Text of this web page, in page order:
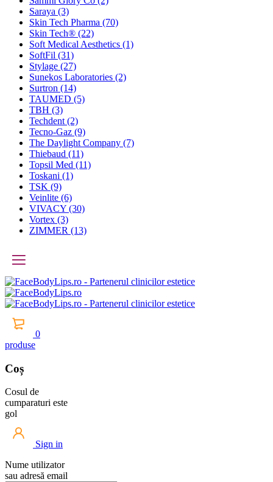
Saraya (3)
Skin Tech Pharma (70)
Skin Tech® (22)
Soft Medical Aesthetics (1)
SoftFil (31)
Stylage (27)
Sunekos Laboratories (2)
Surtron (14)
TAUMED (5)
TBH (3)
Techdent (2)
Tecno-Gaz (9)
The Daylight Company (7)
Thiebaud (11)
Topsil Med (11)
Toskani (1)
TSK (9)
Veinlite (6)
VIVACY (30)
Vortex (3)
ZIMMER (13)
0
produse
Coș
Cosul de
cumparaturi este
gol
Sign in
Nume utilizator
sau adresă email